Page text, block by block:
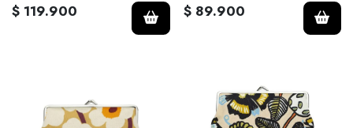
$ 119.900
$ 89.900